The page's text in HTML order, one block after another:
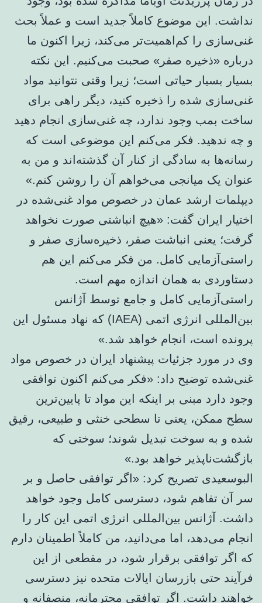
نداشت. این موضوع کاملاً جدید است و عملاً بحث
غنی‌سازی را کم‌اهمیت‌تر می‌کند، زیرا اکنون ما
درباره «ذخیره صفر» صحبت می‌کنیم. این نکته
بسیار بسیار حیاتی است؛ زیرا وقتی نتوانید مواد
غنی‌سازی شده را ذخیره کنید، دیگر راهی برای
ساخت بمب وجود ندارد، چه غنی‌سازی انجام دهید
و چه ندهید. فکر می‌کنم این موضوعی است که
رسانه‌ها به سادگی از کنار آن گذشته‌اند و من به
عنوان یک میانجی می‌خواهم آن را روشن کنم.»
دیپلمات ارشد عمان در خصوص مواد غنی‌شده در
اختیار ایران گفت: «هیچ انباشتی صورت نخواهد
گرفت؛ یعنی انباشت صفر، ذخیره‌سازی صفر و
راستی‌آزمایی کامل. من فکر می‌کنم این هم
دستاوردی به همان اندازه مهم است.
راستی‌آزمایی کامل و جامع توسط آژانس
بین‌المللی انرژی اتمی (IAEA) که نهاد مسئول این
پرونده است، انجام خواهد شد.»
وی در مورد جزئیات پیشنهاد ایران در خصوص مواد
غنی‌شده توضیح داد: «فکر می‌کنم اکنون توافقی
وجود دارد مبنی بر اینکه این مواد تا پایین‌ترین
سطح ممکن، یعنی تا سطحی خنثی و طبیعی، رقیق
شده و به سوخت تبدیل شوند؛ سوختی که
بازگشت‌ناپذیر خواهد بود.»
البوسعیدی تصریح کرد: «اگر توافقی حاصل و بر
سر آن تفاهم شود، دسترسی کامل وجود خواهد
داشت. آژانس بین‌المللی انرژی اتمی این کار را
انجام می‌دهد، اما می‌دانید، من کاملاً اطمینان دارم
که اگر توافقی برقرار شود، در مقطعی از این
فرآیند حتی بازرسان ایالات متحده نیز دسترسی
خواهند داشت. اگر توافقی محترمانه، منصفانه و